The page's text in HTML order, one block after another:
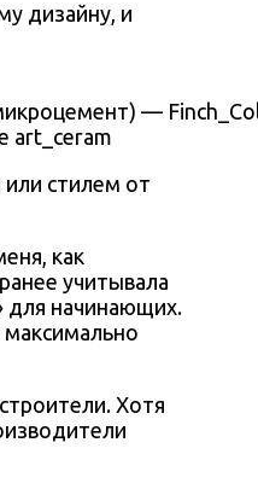
дизайну, и
—
art_ceram
или стилем от
как
учитывала
для начинающих.
Хотя